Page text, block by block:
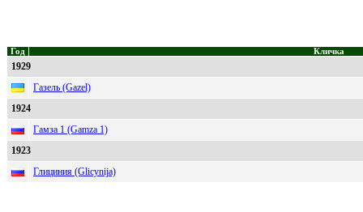
Год Кличка
1929
Газель (Gazel)
1924
Гамза 1 (Gamza 1)
1923
Глициния (Glicynija)